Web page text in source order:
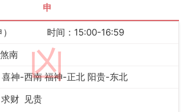
申
凶
时间：15:00-16:59
南
神-西南 福神-正北 阳贵-东北
求财 见贵